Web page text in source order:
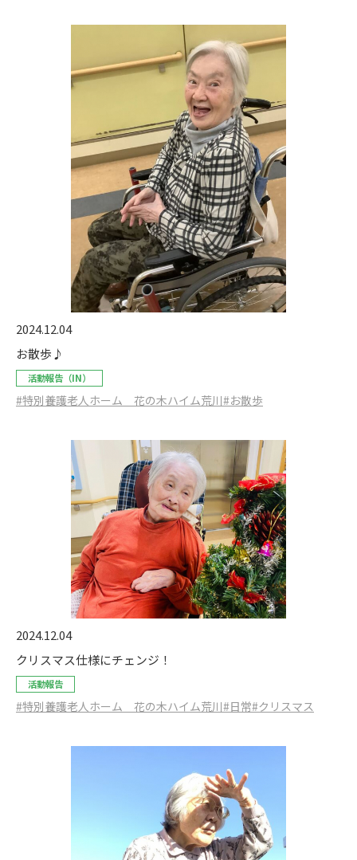
2024.12.04
お散歩♪
活動報告（IN）
#特別養護老人ホーム 花の木ハイム荒川#お散歩
2024.12.04
クリスマス仕様にチェンジ！
活動報告
#特別養護老人ホーム 花の木ハイム荒川#日常#クリスマス